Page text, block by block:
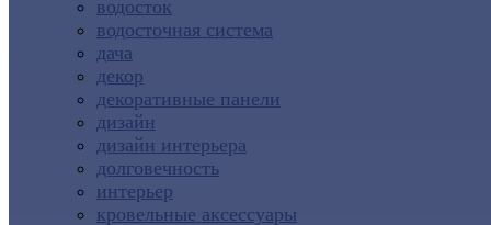
водосток
водосточная система
дача
декор
декоративные панели
дизайн
дизайн интерьера
долговечность
интерьер
кровельные аксессуары